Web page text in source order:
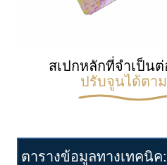
สเปกหลักที่จำเป็น
ปรับจูนได้ตา
ตารางข้อมูลทางเทคนิค: